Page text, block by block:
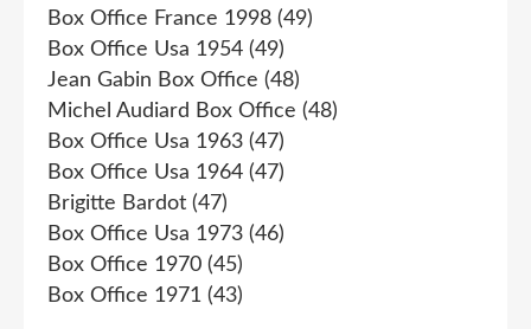
Box Office France 1998 (49)
Box Office Usa 1954 (49)
Jean Gabin Box Office (48)
Michel Audiard Box Office (48)
Box Office Usa 1963 (47)
Box Office Usa 1964 (47)
Brigitte Bardot (47)
Box Office Usa 1973 (46)
Box Office 1970 (45)
Box Office 1971 (43)